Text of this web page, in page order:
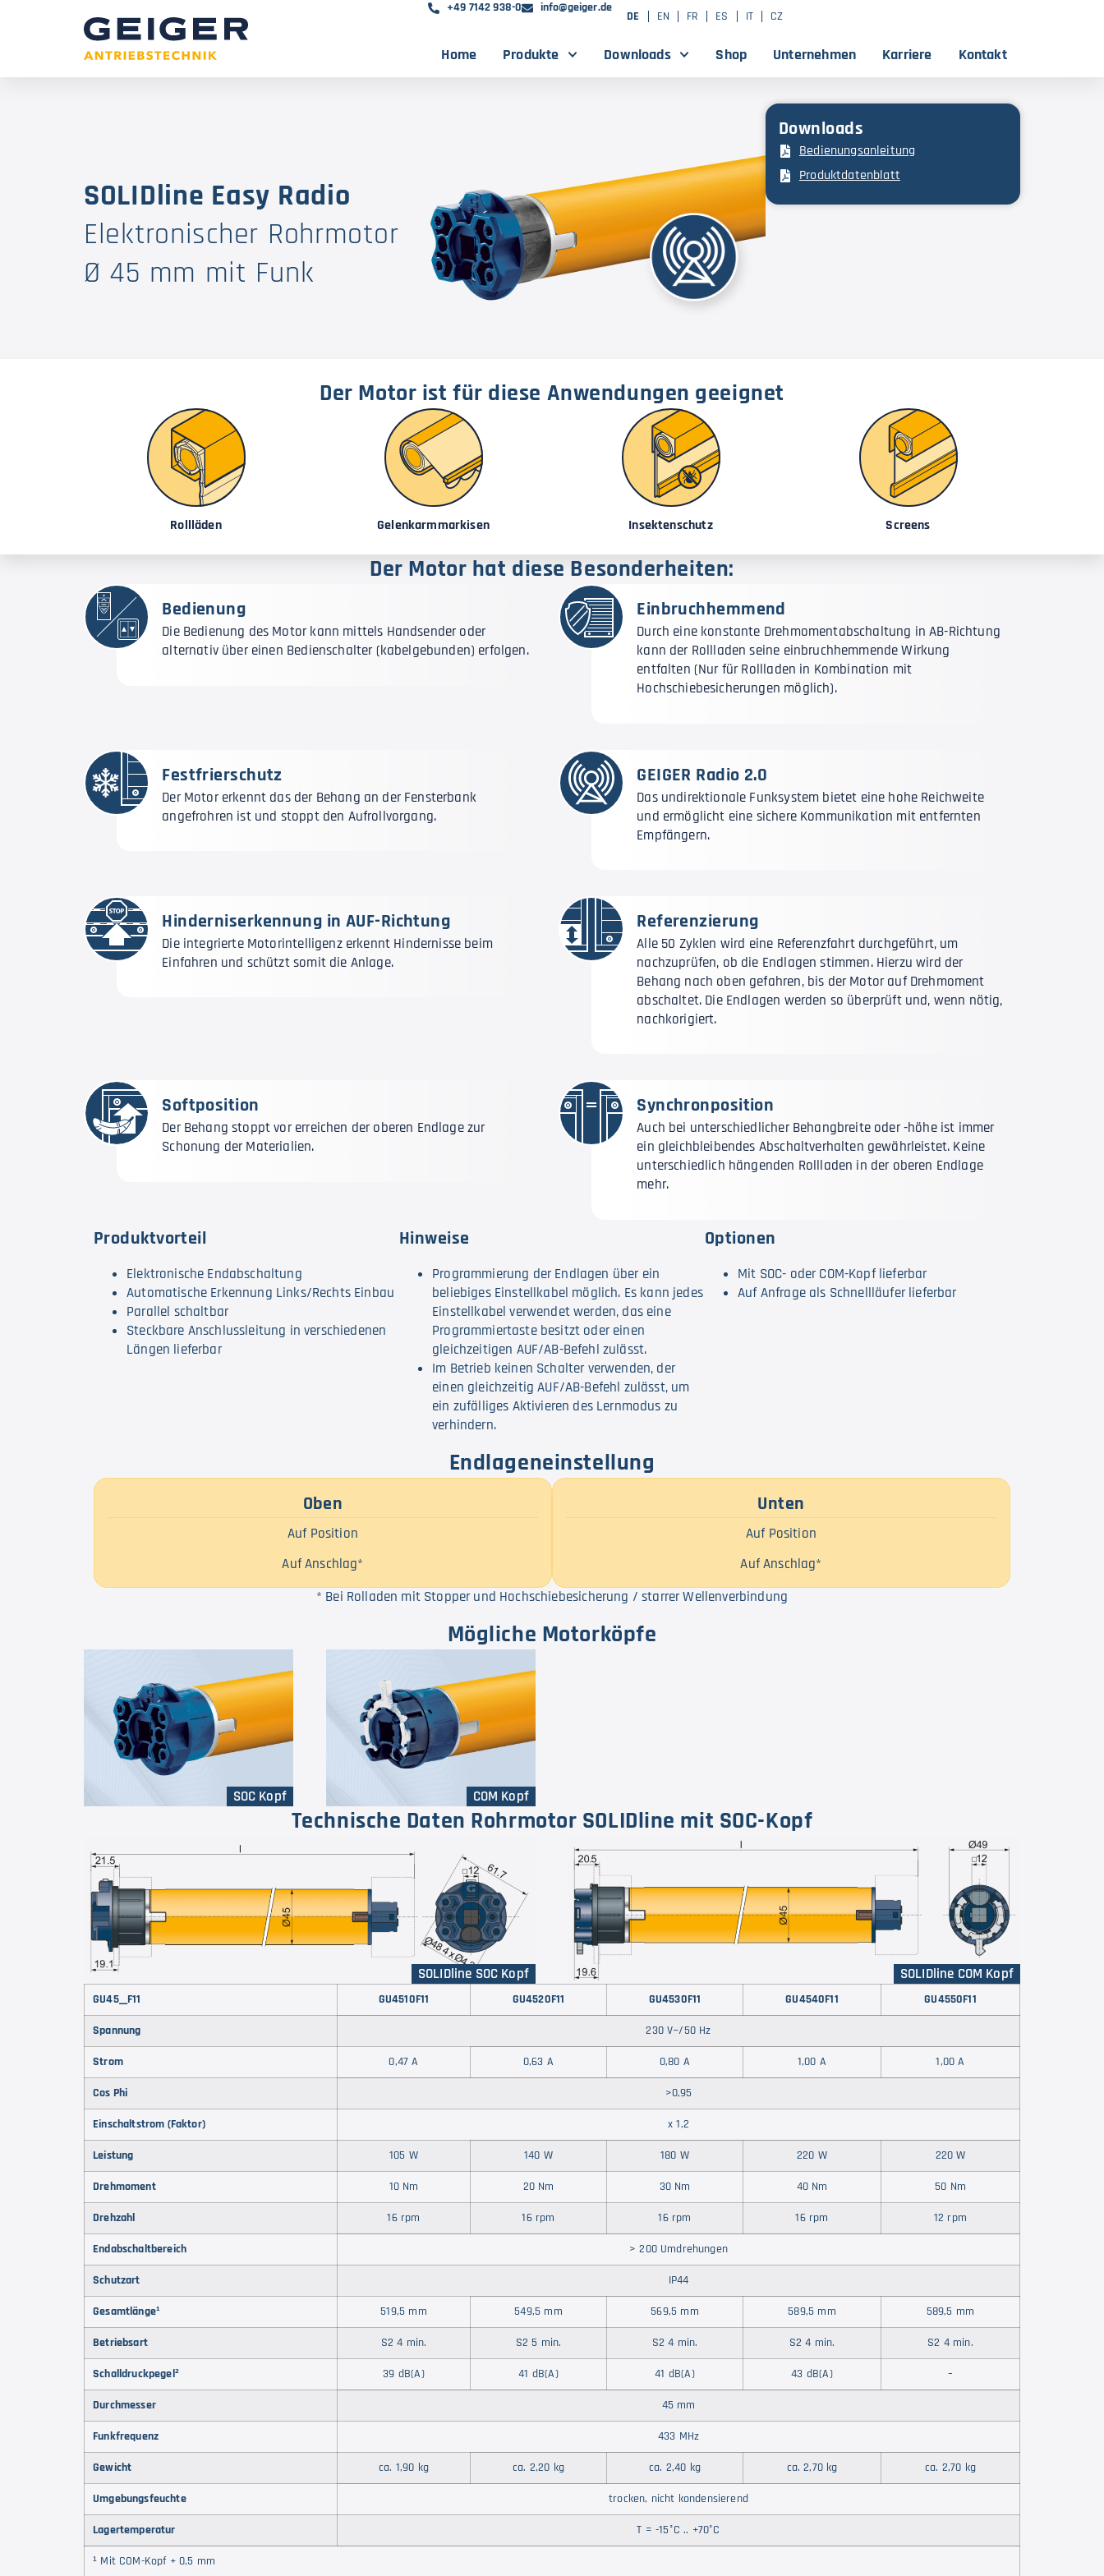
+49 7142 938-0 info@geiger.de
DE EN FR ES IT CZ
Home Produkte Downloads Shop Unternehmen Karriere Kontakt
SOLIDline Easy Radio
Elektronischer Rohrmotor
Ø 45 mm mit Funk
Downloads
Bedienungsanleitung
Produktdatenblatt
Der Motor ist für diese Anwendungen geeignet
Rollläden Gelenkarmmarkisen Insektenschutz Screens
Der Motor hat diese Besonderheiten:
Bedienung
Die Bedienung des Motor kann mittels Handsender oder
alternativ über einen Bedienschalter (kabelgebunden) erfolgen.
Einbruchhemmend
Durch eine konstante Drehmomentabschaltung in AB-Richtung
kann der Rollladen seine einbruchhemmende Wirkung
entfalten (Nur für Rollladen in Kombination mit
Hochschiebesicherungen möglich).
Festfrierschutz
Der Motor erkennt das der Behang an der Fensterbank
angefrohren ist und stoppt den Aufrollvorgang.
GEIGER Radio 2.0
Das undirektionale Funksystem bietet eine hohe Reichweite
und ermöglicht eine sichere Kommunikation mit entfernten
Empfängern.
Hinderniserkennung in AUF-Richtung
Die integrierte Motorintelligenz erkennt Hindernisse beim
Einfahren und schützt somit die Anlage.
Referenzierung
Alle 50 Zyklen wird eine Referenzfahrt durchgeführt, um
nachzuprüfen, ob die Endlagen stimmen. Hierzu wird der
Behang nach oben gefahren, bis der Motor auf Drehmoment
abschaltet. Die Endlagen werden so überprüft und, wenn nötig,
nachkorigiert.
Softposition
Der Behang stoppt vor erreichen der oberen Endlage zur
Schonung der Materialien.
Synchronposition
Auch bei unterschiedlicher Behangbreite oder -höhe ist immer
ein gleichbleibendes Abschaltverhalten gewährleistet. Keine
unterschiedlich hängenden Rollladen in der oberen Endlage
mehr.
Produktvorteil
Elektronische Endabschaltung
Automatische Erkennung Links/Rechts Einbau
Parallel schaltbar
Steckbare Anschlussleitung in verschiedenen
Längen lieferbar
Hinweise
Programmierung der Endlagen über ein
beliebiges Einstellkabel möglich. Es kann jedes
Einstellkabel verwendet werden, das eine
Programmiertaste besitzt oder einen
gleichzeitigen AUF/AB-Befehl zulässt.
Im Betrieb keinen Schalter verwenden, der
einen gleichzeitig AUF/AB-Befehl zulässt, um
ein zufälliges Aktivieren des Lernmodus zu
verhindern.
Optionen
Mit SOC- oder COM-Kopf lieferbar
Auf Anfrage als Schnellläufer lieferbar
Endlageneinstellung
Oben
Auf Position
Auf Anschlag*
Unten
Auf Position
Auf Anschlag*
* Bei Rolladen mit Stopper und Hochschiebesicherung / starrer Wellenverbindung
Mögliche Motorköpfe
SOC Kopf COM Kopf
Technische Daten Rohrmotor SOLIDline mit SOC-Kopf
SOLIDline SOC Kopf SOLIDline COM Kopf
GU45__F11 GU4510F11 GU4520F11 GU4530F11 GU4540F11 GU4550F11
Spannung 230 V~/50 Hz
Strom 0,47 A 0,63 A 0,80 A 1,00 A 1,00 A
Cos Phi >0,95
Einschaltstrom (Faktor) x 1,2
Leistung 105 W 140 W 180 W 220 W 220 W
Drehmoment 10 Nm 20 Nm 30 Nm 40 Nm 50 Nm
Drehzahl 16 rpm 16 rpm 16 rpm 16 rpm 12 rpm
Endabschaltbereich > 200 Umdrehungen
Schutzart IP44
Gesamtlänge¹ 519,5 mm 549,5 mm 569,5 mm 589,5 mm 589,5 mm
Betriebsart S2 4 min. S2 5 min. S2 4 min. S2 4 min. S2 4 min.
Schalldruckpegel² 39 dB(A) 41 dB(A) 41 dB(A) 43 dB(A) –
Durchmesser 45 mm
Funkfrequenz 433 MHz
Gewicht ca. 1,90 kg ca. 2,20 kg ca. 2,40 kg ca. 2,70 kg ca. 2,70 kg
Umgebungsfeuchte trocken, nicht kondensierend
Lagertemperatur T = -15°C .. +70°C
¹ Mit COM-Kopf + 0,5 mm